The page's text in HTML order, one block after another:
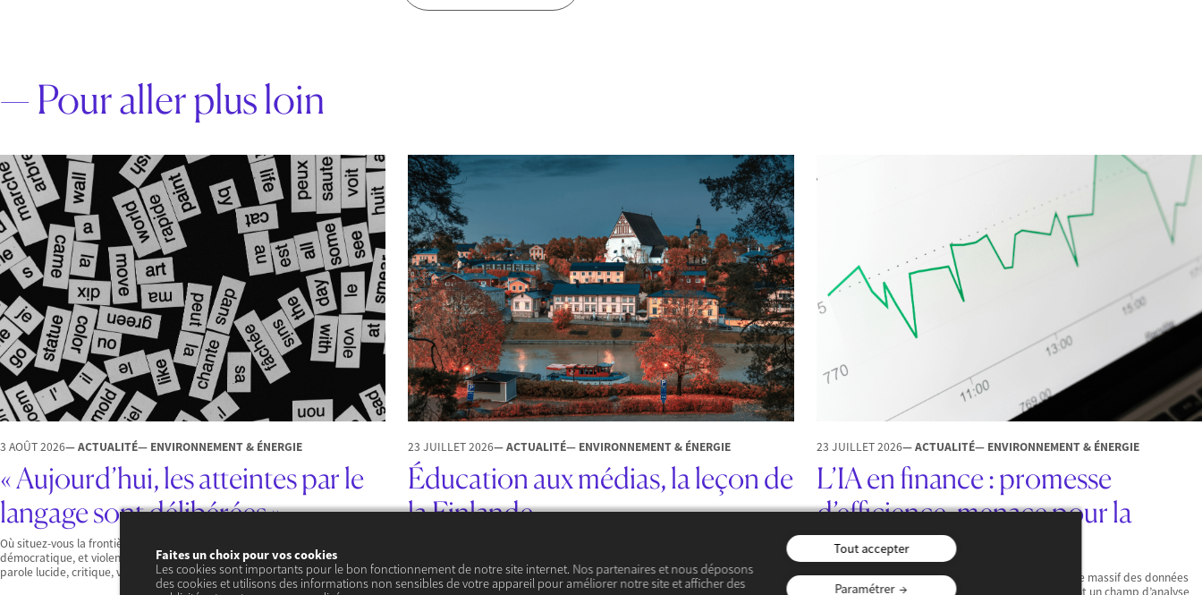
— Pour aller plus loin
3 AOÛT 2026— ACTUALITÉ— ENVIRONNEMENT & ÉNERGIE
« Aujourd’hui, les atteintes par le
langage sont délibérées »
Où situez-vous la frontière entre conflictualité légitime, nécessaire à la vie
démocratique, et violence condamnable ? Qu’est-ce qui distingue une
parole lucide, critique, voire un peu dure, d’une…
23 JUILLET 2026— ACTUALITÉ— ENVIRONNEMENT & ÉNERGIE
Éducation aux médias, la leçon de
la Finlande
ligne, affirmant que la Finlande n’existait pas, mais qu’il s’agissait d’un pays
inventé par la Russie…
23 JUILLET 2026— ACTUALITÉ— ENVIRONNEMENT & ÉNERGIE
L’IA en finance : promesse
d’efficience, menace pour la
stabilité ?
L’intelligence artificielle permet aujourd’hui un usage massif des données
alternatives en finance (textes, sons, images) ouvrant un champ d’analyse
Faites un choix pour vos cookies
Les cookies sont importants pour le bon fonctionnement de notre site internet. Nos partenaires et nous déposons
des cookies et utilisons des informations non sensibles de votre appareil pour améliorer notre site et afficher des
Tout accepter
Paramétrer